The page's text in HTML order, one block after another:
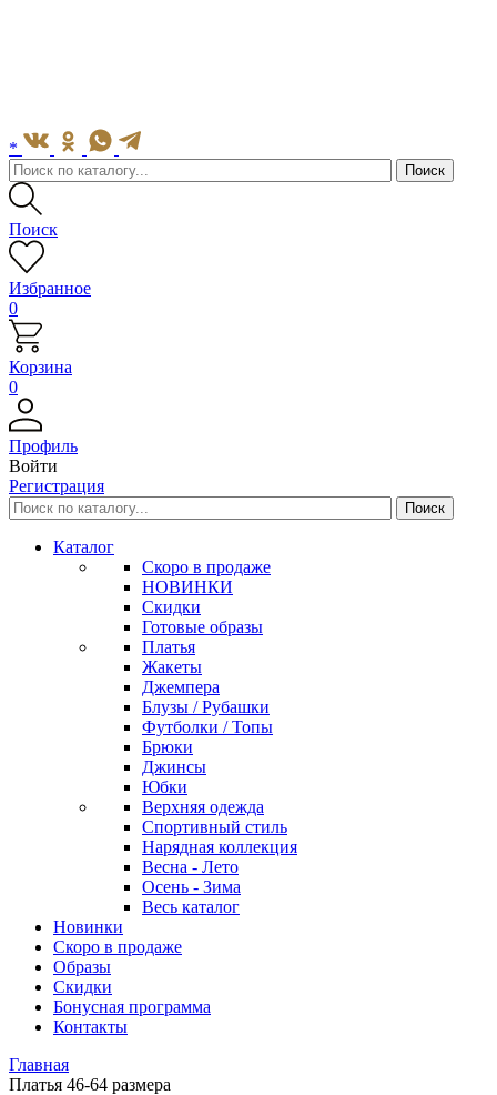
*
Поиск
Избранное
0
Корзина
0
Профиль
Войти
Регистрация
Каталог
Скоро в продаже
НОВИНКИ
Скидки
Готовые образы
Платья
Жакеты
Джемпера
Блузы / Рубашки
Футболки / Топы
Брюки
Джинсы
Юбки
Верхняя одежда
Спортивный стиль
Нарядная коллекция
Весна - Лето
Осень - Зима
Весь каталог
Новинки
Скоро в продаже
Образы
Скидки
Бонусная программа
Контакты
Главная
Платья 46-64 размера